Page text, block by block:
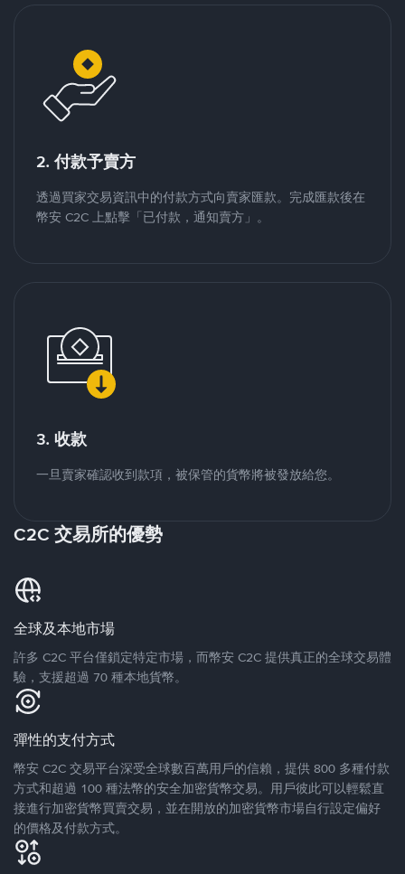
2. 付款予賣方
透過買家交易資訊中的付款方式向賣家匯款。完成匯款後在
幣安 C2C 上點擊「已付款，通知賣方」。
3. 收款
一旦賣家確認收到款項，被保管的貨幣將被發放給您。
C2C 交易所的優勢
全球及本地市場
許多 C2C 平台僅鎖定特定市場，而幣安 C2C 提供真正的全球交易體
驗，支援超過 70 種本地貨幣。
彈性的支付方式
幣安 C2C 交易平台深受全球數百萬用戶的信賴，提供 800 多種付款
方式和超過 100 種法幣的安全加密貨幣交易。用戶彼此可以輕鬆直
接進行加密貨幣買賣交易，並在開放的加密貨幣市場自行設定偏好
的價格及付款方式。